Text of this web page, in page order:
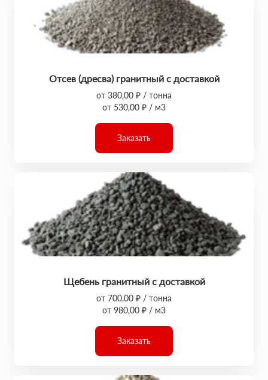
Отсев (дресва) гранитный с доставкой
от 380,00 ₽ / тонна
от 530,00 ₽ / м3
Заказать
Щебень гранитный с доставкой
от 700,00 ₽ / тонна
от 980,00 ₽ / м3
Заказать